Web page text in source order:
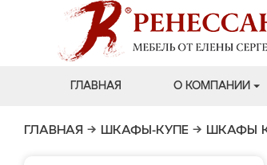
ГЛАВНАЯ О КОМПАНИИ
ГЛАВНАЯ → ШКАФЫ-КУПЕ → ШКАФЫ